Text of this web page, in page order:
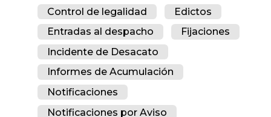
Control de legalidad
Edictos
Entradas al despacho
Fijaciones
Incidente de Desacato
Informes de Acumulación
Notificaciones
Notificaciones por Aviso